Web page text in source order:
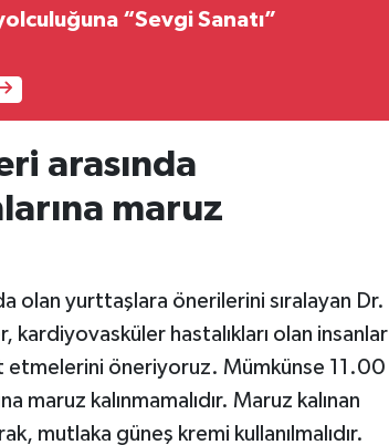
“Sevgi Sanatı”
arasında
maruz
olan yurttaşlara önerilerini sıralayan Dr.
kardiyovasküler hastalıkları olan insanlar
etmelerini öneriyoruz. Mümkünse 11.00
maruz kalınmamalıdır. Maruz kalınan
mutlaka güneş kremi kullanılmalıdır.